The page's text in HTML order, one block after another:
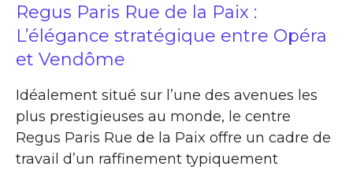
Regus Paris Rue de la Paix :
L’élégance stratégique entre Opéra
et Vendôme
Idéalement situé sur l’une des avenues les
plus prestigieuses au monde, le centre
Regus Paris Rue de la Paix offre un cadre de
travail d’un raffinement typiquement